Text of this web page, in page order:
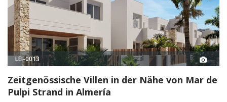
LEI-0013
Zeitgenössische Villen in der Nähe von Mar de
Pulpi Strand in Almería